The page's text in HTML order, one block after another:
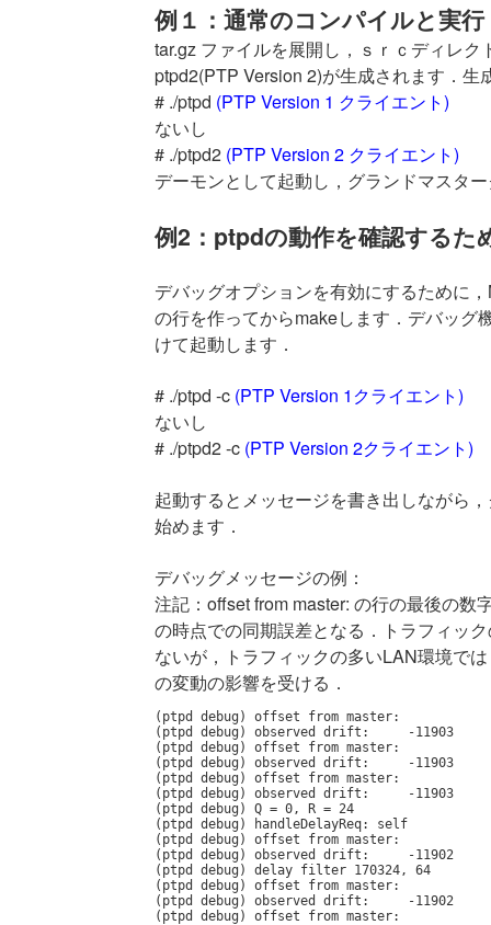
例１：通常のコンパイルと実行
tar.gz ファイルを展開し，ｓｒｃディレ
ptpd2(PTP Version 2)が生成されます．
# ./ptpd (PTP Version 1 クライエント)
ないし
# ./ptpd2(PTP Version 2 クライエント)
デーモンとして起動し，グランドマスタ
例2：ptpdの動作を確認するた
デバッグオプションを有効にするために
の行を作ってからmakeします．デバッグ
けて起動します．
# ./ptpd -c (PTP Version 1クライエント)
ないし
# ./ptpd2 -c (PTP Version 2クライエント)
起動するとメッセージを書き出しながら
始めます．
デバッグメッセージの例：
注記：offset from master: の行の最後の数
の時点での同期誤差となる．トラフィッ
ないが，トラフィックの多いLAN環境で
の変動の影響を受ける．
(ptpd debug) offset from master:
(ptpd debug) observed drift:     -11903
(ptpd debug) offset from master:
(ptpd debug) observed drift:     -11903
(ptpd debug) offset from master:
(ptpd debug) observed drift:     -11903
(ptpd debug) Q = 0, R = 24
(ptpd debug) handleDelayReq: self
(ptpd debug) offset from master:
(ptpd debug) observed drift:     -11902
(ptpd debug) delay filter 170324, 64
(ptpd debug) offset from master:
(ptpd debug) observed drift:     -11902
(ptpd debug) offset from master: